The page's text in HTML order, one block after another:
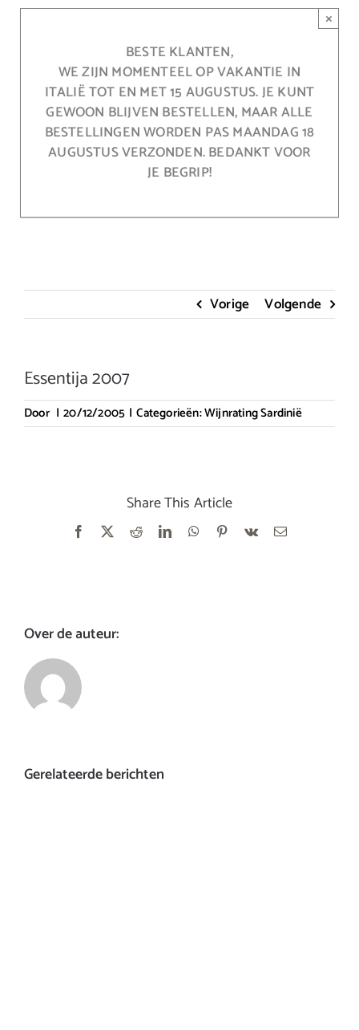
BESTE KLANTEN,
WE ZIJN MOMENTEEL OP VAKANTIE IN
ITALIË TOT EN MET 15 AUGUSTUS. JE KUNT
GEWOON BLIJVEN BESTELLEN, MAAR ALLE
BESTELLINGEN WORDEN PAS MAANDAG 18
AUGUSTUS VERZONDEN. BEDANKT VOOR
JE BEGRIP!
×
Vorige Volgende
Essentija 2007
Door | 20/12/2005 | Categorieën:Wijnrating Sardinië
Share This Article
Facebook RedditLinkedInWhatsApp
Pinterest
Vk
E-
Over de auteur:
Gerelateerde berichten